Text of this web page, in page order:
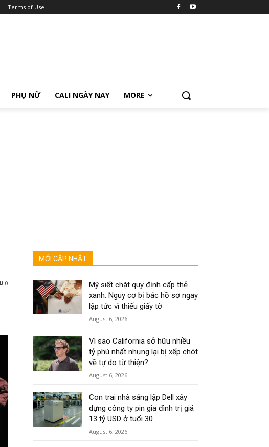
Terms of Use
PHỤ NỮ CALI NGÀY NAY MORE
0
MỚI CẬP NHẬT
Mỹ siết chặt quy định cấp thẻ
xanh: Nguy cơ bị bác hồ sơ ngay
lập tức vì thiếu giấy tờ
August 6, 2026
Vì sao California sở hữu nhiều
tỷ phú nhất nhưng lại bị xếp chót
về tự do từ thiện?
August 6, 2026
Con trai nhà sáng lập Dell xây
dựng công ty pin gia đình trị giá
13 tỷ USD ở tuổi 30
August 6, 2026